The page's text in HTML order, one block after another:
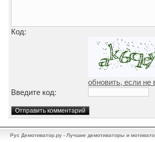
Код:
обновить, если не
Введите код:
Рус Демотиватор.ру - Лучшие демотиваторы и